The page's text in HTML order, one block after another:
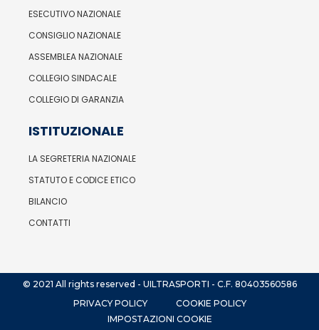
ESECUTIVO NAZIONALE
CONSIGLIO NAZIONALE
ASSEMBLEA NAZIONALE
COLLEGIO SINDACALE
COLLEGIO DI GARANZIA
ISTITUZIONALE
LA SEGRETERIA NAZIONALE
STATUTO E CODICE ETICO
BILANCIO
CONTATTI
© 2021 All rights reserved - UILTRASPORTI - C.F. 80403560586
PRIVACY POLICY
COOKIE POLICY
IMPOSTAZIONI COOKIE